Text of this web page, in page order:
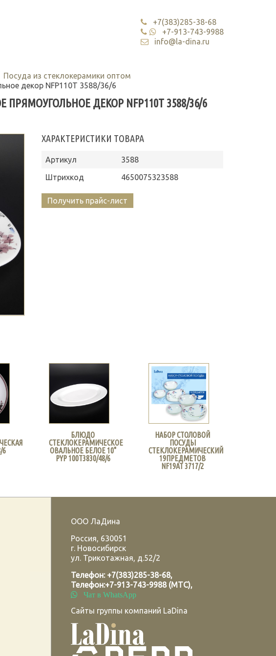
+7(383)285-38-68
+7-913-743-9988
info@la-dina.ru
Посуда из стеклокерамики оптом
декор NFP110T 3588/36/6
ДЕКОР NFP110T 3588/36/6
ХАРАКТЕРИСТИКИ ТОВАРА
Артикул
3588
Штрихкод
4650075323588
Получить прайс-лист
6
БЛЮДО
СТЕКЛОКЕРАМИЧЕСКОЕ
ОВАЛЬНОЕ БЕЛОЕ 10"
PYP 100T3830/48/6
НАБОР СТОЛОВОЙ
ПОСУДЫ
СТЕКЛОКЕРАМИЧЕСКИЙ
19ПРЕДМЕТОВ
NF19AT 3717/2
ООО ЛаДина
Россия, 630051
г. Новосибирск
ул. Трикотажная, д.52/2
Телефон: +7(383)285-38-68,
Телефон:+7-913-743-9988 (МТС),
Чат в WhatsApp
Сайты группы компаний LaDina